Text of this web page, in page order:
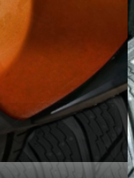
Продажа шин б/